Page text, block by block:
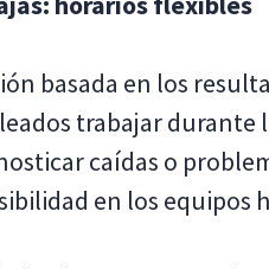
basada en los
trabajar durante
caídas o
en los equipos